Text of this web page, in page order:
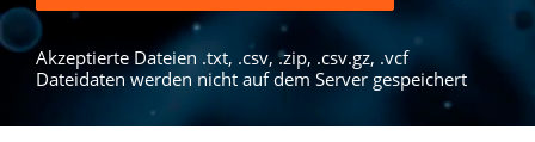
Akzeptierte Dateien .txt, .csv, .zip, .csv.gz, .vcf
Dateidaten werden nicht auf dem Server gespeichert